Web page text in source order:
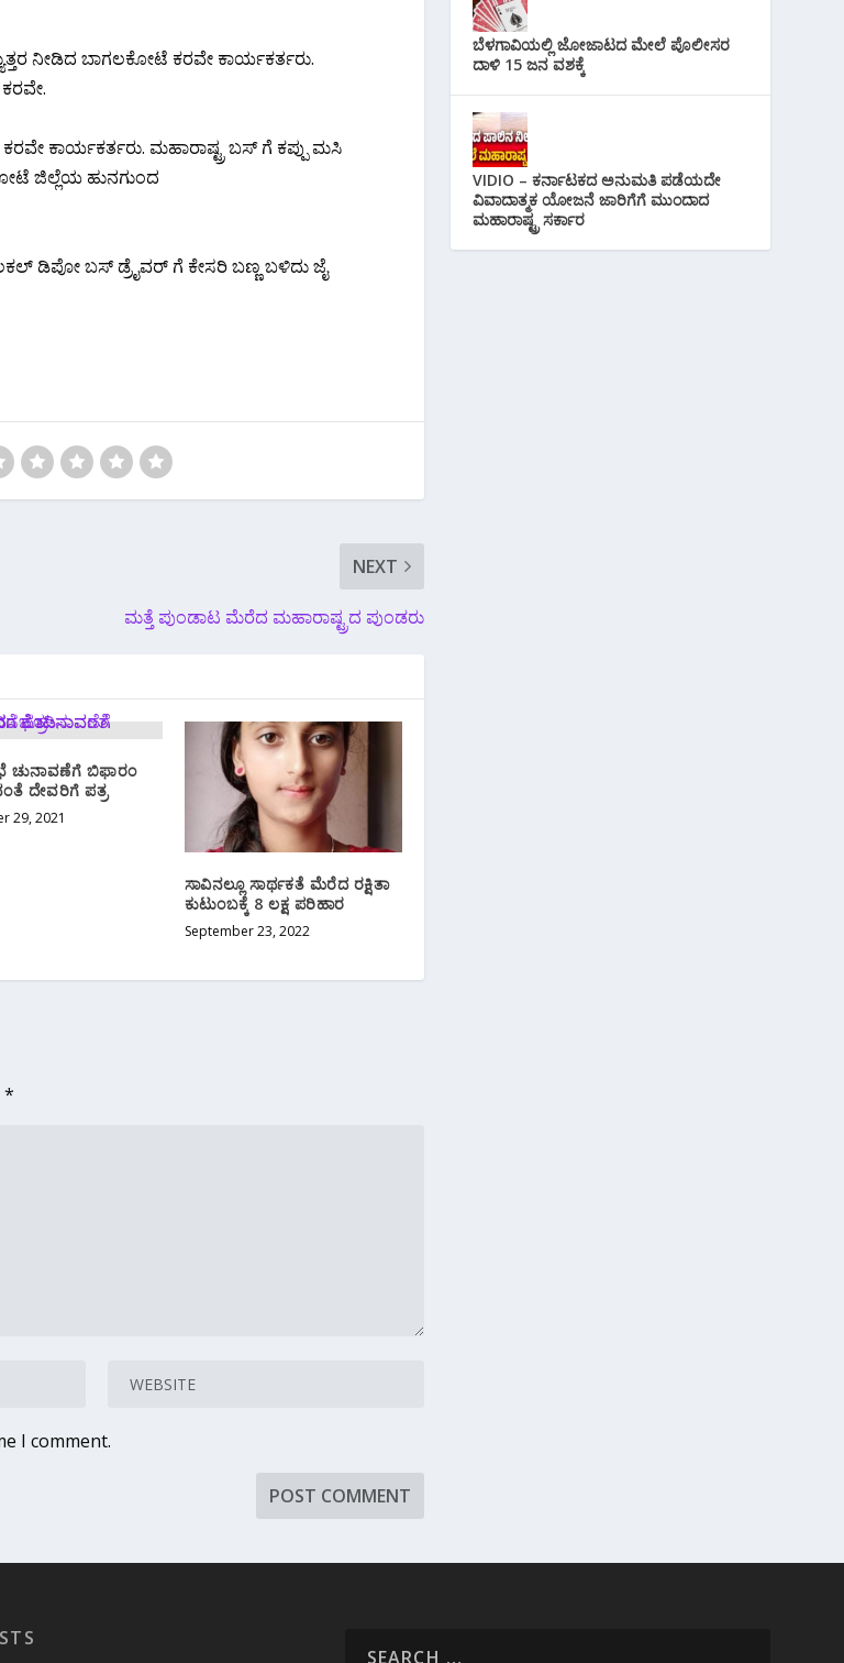
ನೀಡಿದ ಬಾಗಲಕೋಟೆ ಕರವೇ ಕಾರ್ಯಕರ್ತರು.
ಕಾರ್ಯಕರ್ತರು. ಮಹಾರಾಷ್ಟ್ರ ಬಸ್ ಗೆ ಕಪ್ಪು ಮಸಿ
ಜಿಲ್ಲೆಯ ಹುನಗುಂದ
ಡಿಪೋ ಬಸ್ ಡ್ರೈವರ್ ಗೆ ಕೇಸರಿ ಬಣ್ಣ ಬಳಿದು ಜೈ
NEXT
ಮತ್ತೆ ಪುಂಡಾಟ ಮೆರೆದ ಮಹಾರಾಷ್ಟ್ರದ ಪುಂಡರು
ಚುನಾವಣೆಗೆ ಬಿಫಾರಂ
ದೇವರಿಗೆ ಪತ್ರ
29, 2021
ಸಾವಿನಲ್ಲೂ ಸಾರ್ಥಕತೆ ಮೆರೆದ ರಕ್ಷಿತಾ
ಕುಟುಂಬಕ್ಕೆ 8 ಲಕ್ಷ ಪರಿಹಾರ
September 23, 2022
*
I comment.
ಬೆಳಗಾವಿಯಲ್ಲಿ ಜೋಜಾಟದ ಮೇಲೆ ಪೊಲೀಸರ
ದಾಳಿ 15 ಜನ ವಶಕ್ಕೆ
VIDIO – ಕರ್ನಾಟಕದ ಅನುಮತಿ ಪಡೆಯದೇ
ವಿವಾದಾತ್ಮಕ ಯೋಜನೆ ಜಾರಿಗೆಗೆ ಮುಂದಾದ
ಮಹಾರಾಷ್ಟ್ರ ಸರ್ಕಾರ